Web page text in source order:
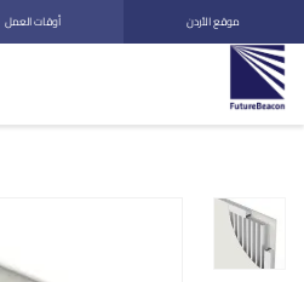
موقع الأردن أوقات العمل